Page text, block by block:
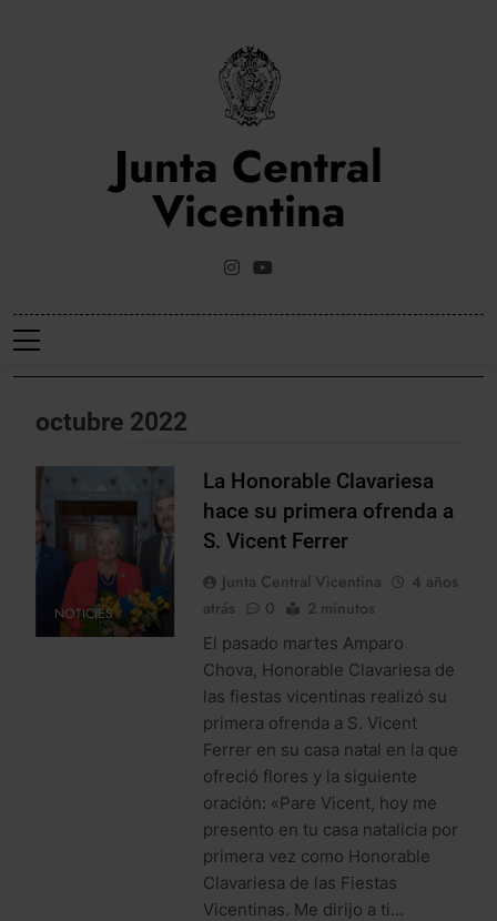
Junta Central
Vicentina
Web Oficial De La Junta Central Vicentina De Valencia
octubre 2022
NOTICIES
La Honorable Clavariesa
hace su primera ofrenda a
S. Vicent Ferrer
Junta Central Vicentina
4 años
atrás
0 2 minutos
El pasado martes Amparo
Chova, Honorable Clavariesa de
las fiestas vicentinas realizó su
primera ofrenda a S. Vicent
Ferrer en su casa natal en la que
ofreció flores y la siguiente
oración: «Pare Vicent, hoy me
presento en tu casa natalicia por
primera vez como Honorable
Clavariesa de las Fiestas
Vicentinas. Me dirijo a ti…